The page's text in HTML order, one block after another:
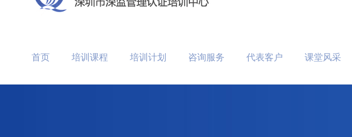
首页 培训课程 培训计划 咨询服务 代表客户 课堂风采